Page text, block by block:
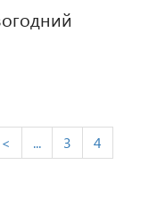
< ... 3
4